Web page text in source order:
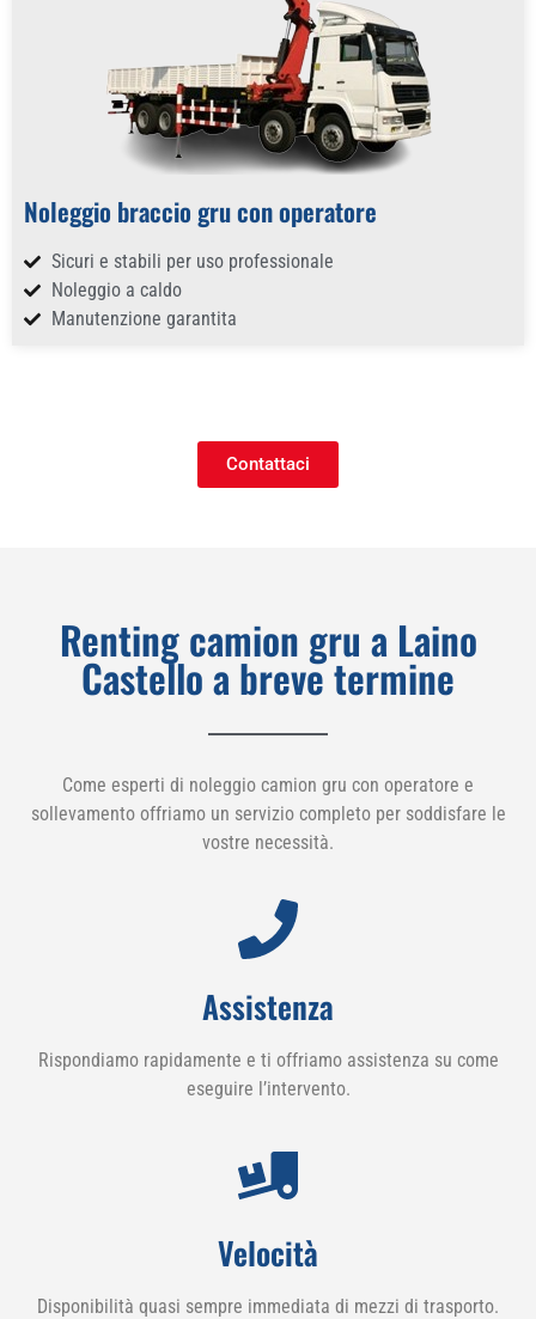
Noleggio braccio gru con operatore
Sicuri e stabili per uso professionale
Noleggio a caldo
Manutenzione garantita
Contattaci
Renting camion gru a Laino
Castello a breve termine
Come esperti di noleggio camion gru con operatore e
sollevamento offriamo un servizio completo per soddisfare le
vostre necessità.
Assistenza
Rispondiamo rapidamente e ti offriamo assistenza su come
eseguire l’intervento.
Velocità
Disponibilità quasi sempre immediata di mezzi di trasporto.